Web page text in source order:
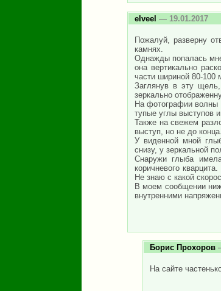
elveel — 19.01.2017
Пожалуй, разверну
камнях.
Однажды попалась
она вертикально
части шириной 80-100
Заглянув в эту
зеркально
На фотографии волны
тупые углы выступов и
Также на свежем
выступ, но не до
У виденной мной
снизу, у зеркальной
Снаружи глыба
коричневого
Не знаю с какой
В моем сообщении
внутренними
Борис Прохоров
На сайте